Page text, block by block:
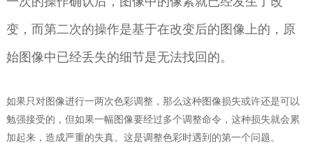
变，而第二次的操作是基于在改变后的图像上的，原
始图像中已经丢失的细节是无法找回的。
如果只对图像进行一两次色彩调整，那么这种图像损失或许还是可以
勉强接受的，但如果一幅图像要经过多个调整命令，这种损失就会累
加起来，造成严重的失真。这是调整色彩时遇到的第一个问题。